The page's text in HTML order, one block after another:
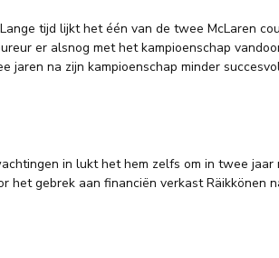
tijd lijkt het één van de twee McLaren
er alsnog met het kampioenschap
jaren na zijn kampioenschap minder
in lukt het hem zelfs om in twee jaar
het gebrek aan financiën verkast Räikkönen